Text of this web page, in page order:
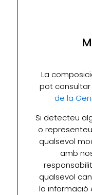
La
pot consultar
de la
Si detecteu
o
qualsevol
amb
qualsevol
la informació